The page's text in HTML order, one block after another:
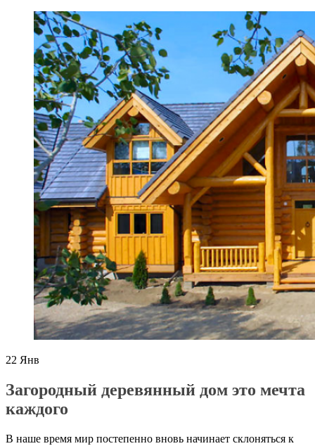
22 Янв
Загородный деревянный дом это мечта
каждого
В наше время мир постепенно вновь начинает склоняться к